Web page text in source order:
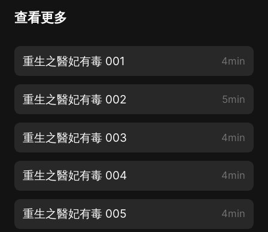
查看更多
重生之醫妃有毒 001 4min
重生之醫妃有毒 002 5min
重生之醫妃有毒 003 4min
重生之醫妃有毒 004 4min
重生之醫妃有毒 005 4min